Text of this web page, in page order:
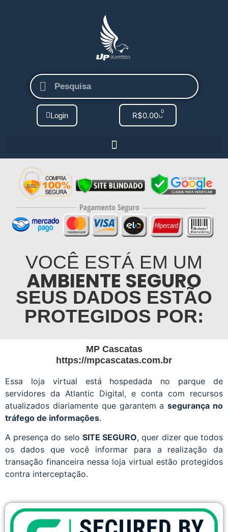
Login R$0.00 0
VOCÊ ESTÁ EM UM
AMBIENTE SEGURO
SEUS DADOS ESTÃO
PROTEGIDOS POR:
MP Cascatas
https://mpcascatas.com.br
Essa loja virtual está hospedada no parque de
servidores da Atlantic Digital, e conta com recursos
atualizados diariamente que garantem asegurança no
tráfego de informações.
A presença do selo SITE SEGURO, quer dizer que todos
os dados que você informar para a realização da
transação financeira nessa loja virtual estão protegidos
contra interceptação.